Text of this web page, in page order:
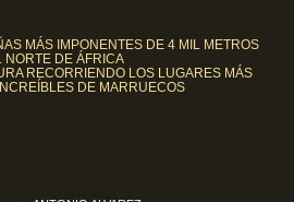
MÁS IMPONENTES DE 4 MIL METROS
NORTE DE ÁFRICA
RECORRIENDO LOS LUGARES MÁS
DE MARRUECOS